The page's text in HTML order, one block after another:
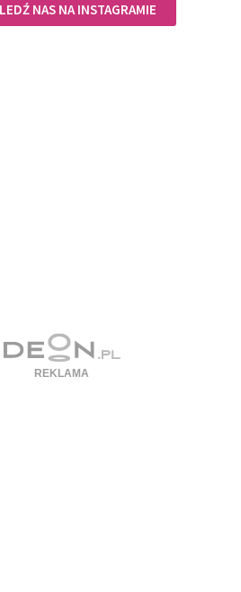
NAS NA INSTAGRAMIE